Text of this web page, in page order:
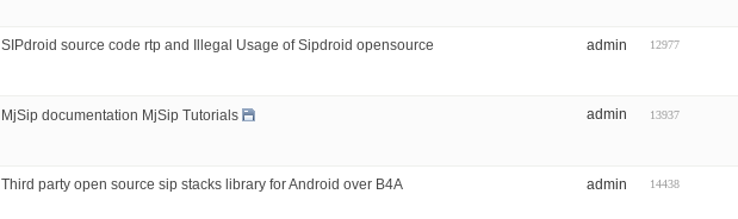
SIPdroid source code rtp and Illegal Usage of Sipdroid opensource admin 12977
MjSip documentation MjSip Tutorials admin 13937
Third party open source sip stacks library for Android over B4A admin 14438